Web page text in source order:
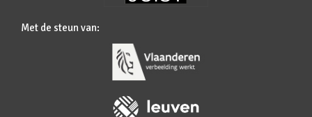
Met de steun van: